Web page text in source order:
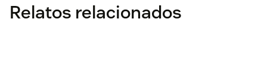
Relatos relacionados